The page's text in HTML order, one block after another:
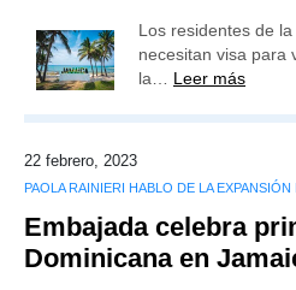
Los residentes de
necesitan visa para
la… Leer más
22 febrero, 2023
PAOLA RAINIERI HABLO DE LA
Embajada celebra
Dominicana en